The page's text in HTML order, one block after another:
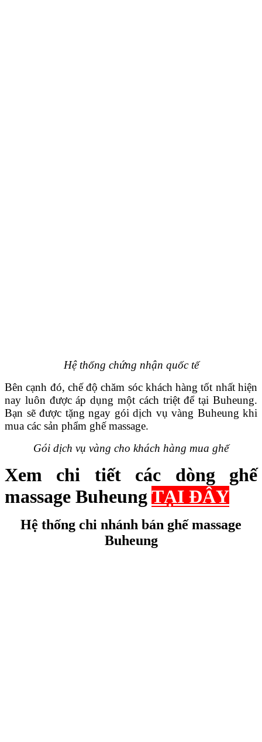
Hệ thống chứng nhận quốc tế
Bên cạnh đó, chế độ chăm sóc khách hàng tốt nhất hiện
nay luôn được áp dụng một cách triệt để tại Buheung.
Bạn sẽ được tặng ngay gói dịch vụ vàng Buheung khi
mua các sản phẩm ghế massage.
Gói dịch vụ vàng cho khách hàng mua ghế
Xem chi tiết các dòng ghế
massage Buheung TẠI ĐÂY
Hệ thống chi nhánh bán ghế massage
Buheung